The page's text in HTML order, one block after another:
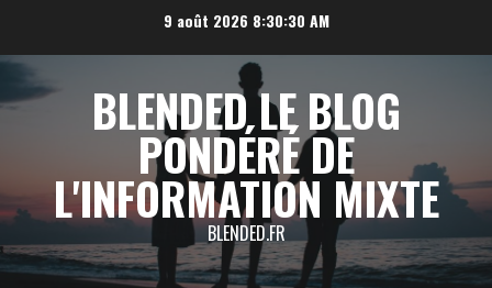
contenu
9 août 2026 8:30:31 AM
BLENDED LE BLOG
PONDÉRÉ DE
L'INFORMATION MIXTE
BLENDED.FR